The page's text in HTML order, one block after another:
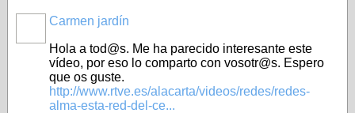
Carmen jardín
Hola a tod@s. Me ha parecido interesante este
vídeo, por eso lo comparto con vosotr@s. Espero
que os guste.
http://www.rtve.es/alacarta/videos/redes/redes-
alma-esta-red-del-ce...